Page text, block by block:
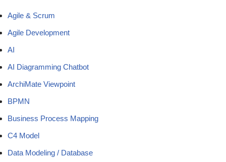
Agile & Scrum
Agile Development
AI
AI Diagramming Chatbot
ArchiMate Viewpoint
BPMN
Business Process Mapping
C4 Model
Data Modeling / Database